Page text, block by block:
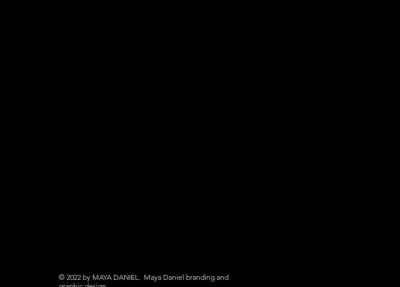
© 2022 by MAYA DANIEL. Maya Daniel branding and